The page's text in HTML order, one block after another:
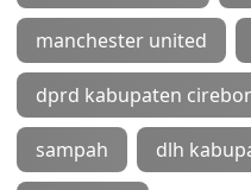
manchester united
dprd kabupaten
sampah dlh